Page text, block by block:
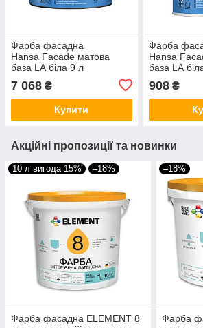
Фарба фасадна
Hansa Facade матова
база LА біла 9 л
7 068 ₴
Купити
Фарба
Hansa
база LА
908₴
Акційні пропозиції та новинки
10 л вигода 15% –18%
Фарба фасадна ELEMENT 8
–18%
Фарба